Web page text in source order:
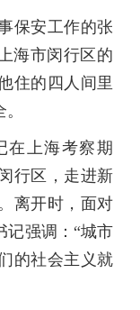
安工作的张
海市闵行区的
住的四人间里
上海考察期
行区，走进新
离开时，面对
记强调：“城市
的社会主义就